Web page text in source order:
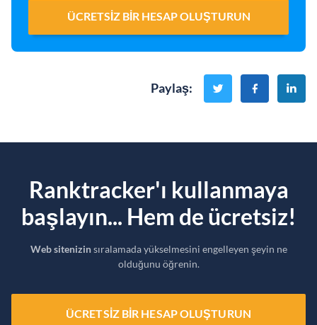
ÜCRETSIZ BIR HESAP OLUŞTURUN
Paylaş:
Ranktracker'ı kullanmaya
başlayın... Hem de ücretsiz!
Web sitenizinsıralamada yükselmesini engelleyen şeyin ne
olduğunu öğrenin.
ÜCRETSIZ BIR HESAP OLUŞTURUN